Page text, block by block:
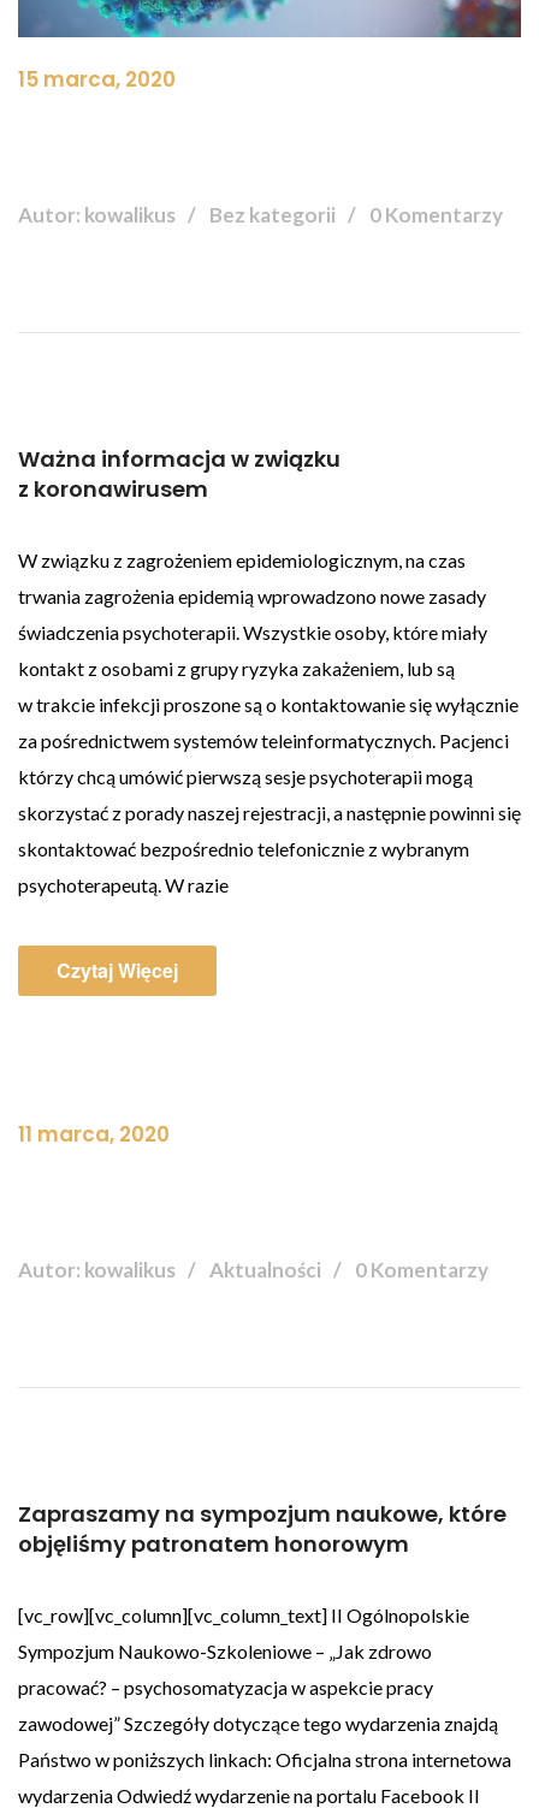
15 marca, 2020
Autor: kowalikus Bez kategorii 0 Komentarzy
Ważna informacja w związku
z koronawirusem
W związku z zagrożeniem epidemiologicznym, na czas
trwania zagrożenia epidemią wprowadzono nowe zasady
świadczenia psychoterapii. Wszystkie osoby, które miały
kontakt z osobami z grupy ryzyka zakażeniem, lub są
w trakcie infekcji proszone są o kontaktowanie się wyłącznie
za pośrednictwem systemów teleinformatycznych. Pacjenci
którzy chcą umówić pierwszą sesje psychoterapii mogą
skorzystać z porady naszej rejestracji, a następnie powinni się
skontaktować bezpośrednio telefonicznie z wybranym
psychoterapeutą. W razie
Czytaj Więcej
11 marca, 2020
Autor: kowalikus Aktualności 0 Komentarzy
Zapraszamy na sympozjum naukowe, które
objęliśmy patronatem honorowym
[vc_row][vc_column][vc_column_text] II Ogólnopolskie
Sympozjum Naukowo-Szkoleniowe – „Jak zdrowo
pracować? – psychosomatyzacja w aspekcie pracy
zawodowej” Szczegóły dotyczące tego wydarzenia znajdą
Państwo w poniższych linkach: Oficjalna strona internetowa
wydarzenia Odwiedź wydarzenie na portalu Facebook II